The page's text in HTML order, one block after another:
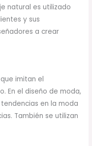
natural es utilizado
y sus
a crear
imitan el
En el diseño de moda,
en la moda
También se utilizan